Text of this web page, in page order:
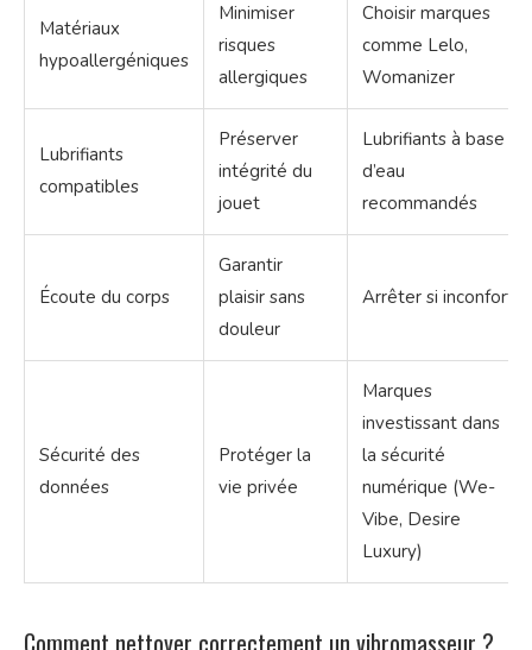
Matériaux
hypoallergéniques
Minimiser
risques
allergiques
Choisir marques
comme Lelo,
Womanizer
Lubrifiants
compatibles
Préserver
intégrité du
jouet
Lubrifiants à base
d’eau
recommandés
Écoute du corps
Garantir
plaisir sans
douleur
Arrêter si inconfort
Sécurité des
données
Protéger la
vie privée
Marques
investissant dans
la sécurité
numérique (We-
Vibe, Desire
Luxury)